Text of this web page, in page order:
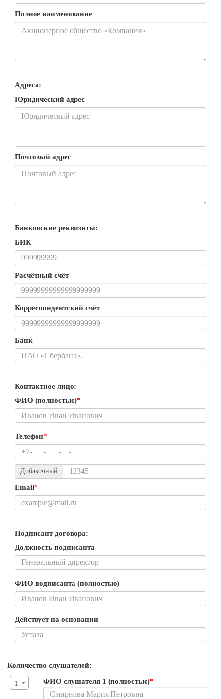
Полное наименование
Адреса:
Юридический адрес
Почтовый адрес
Банковские реквизиты:
БИК
Расчётный счёт
Корреспондентский счёт
Банк
Контактное лицо:
ФИО (полностью)*
Телефон*
Добавочный
Email*
Подписант договора:
Должность подписанта
ФИО подписанта (полностью)
Действует на основании
Количество слушателей:
1 ФИО слушателя 1 (полностью)*